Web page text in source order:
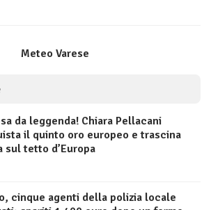
Meteo Varese
da leggenda! Chiara Pellacani
il quinto oro europeo e trascina
sul tetto d’Europa
cinque agenti della polizia locale